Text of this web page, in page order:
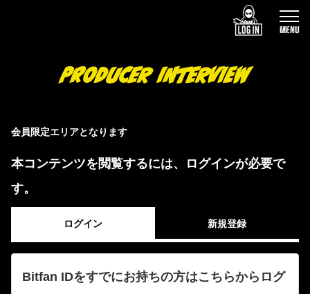
MENU
PRODUCER INTERVIEW
会員限定エリアとなります
本コンテンツを閲覧するには、ログインが必要で
す。
ログイン 新規登録
Bitfan IDをすでにお持ちの方はこちらからログ